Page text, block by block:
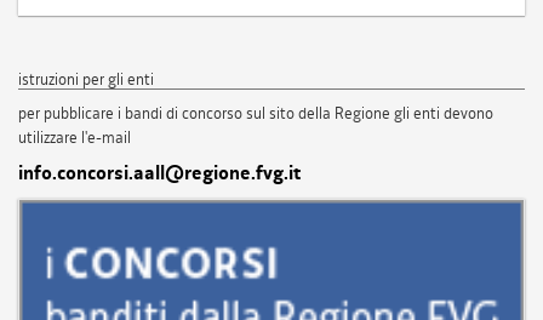
istruzioni per gli enti
per pubblicare i bandi di concorso sul sito della Regione gli enti devono
utilizzare l'e-mail
info.concorsi.aall@regione.fvg.it